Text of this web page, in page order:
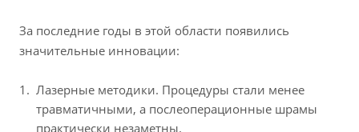
За последние годы в этой области появились
значительные инновации:
Лазерные методики. Процедуры стали менее
травматичными, а послеоперационные шрамы
практически незаметны.